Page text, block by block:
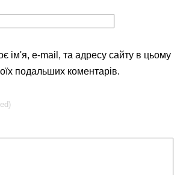
ім'я, e-mail, та адресу сайту в цьому
подальших коментарів.